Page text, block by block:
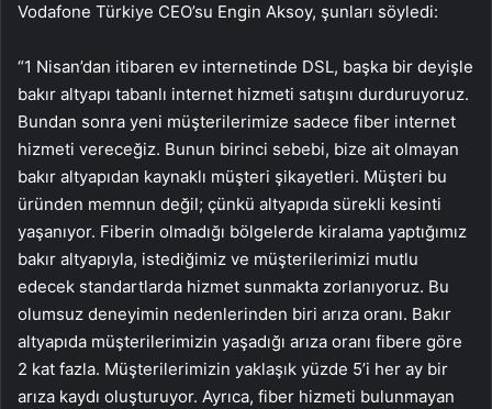
Vodafone Türkiye CEO’su Engin Aksoy, şunları söyledi:
“1 Nisan’dan itibaren ev internetinde DSL, başka bir deyişle
bakır altyapı tabanlı internet hizmeti satışını durduruyoruz.
Bundan sonra yeni müşterilerimize sadece fiber internet
hizmeti vereceğiz. Bunun birinci sebebi, bize ait olmayan
bakır altyapıdan kaynaklı müşteri şikayetleri. Müşteri bu
üründen memnun değil; çünkü altyapıda sürekli kesinti
yaşanıyor. Fiberin olmadığı bölgelerde kiralama yaptığımız
bakır altyapıyla, istediğimiz ve müşterilerimizi mutlu
edecek standartlarda hizmet sunmakta zorlanıyoruz. Bu
olumsuz deneyimin nedenlerinden biri arıza oranı. Bakır
altyapıda müşterilerimizin yaşadığı arıza oranı fibere göre
2 kat fazla. Müşterilerimizin yaklaşık yüzde 5’i her ay bir
arıza kaydı oluşturuyor. Ayrıca, fiber hizmeti bulunmayan